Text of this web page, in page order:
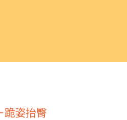
跪姿抬臀